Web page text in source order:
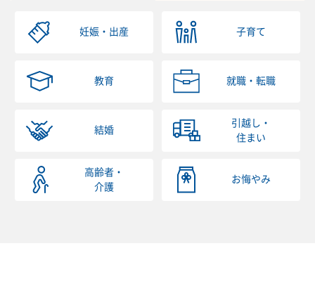
妊娠・出産 子育て
教育 就職・転職
結婚
引越し・
住まい
高齢者・
介護
お悔やみ